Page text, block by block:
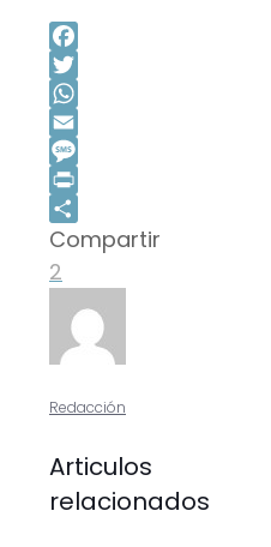
Facebook
Twitter
WhatsApp
Email
Message
Print
Compartir
Compartir
2
Redacción
Articulos
relacionados